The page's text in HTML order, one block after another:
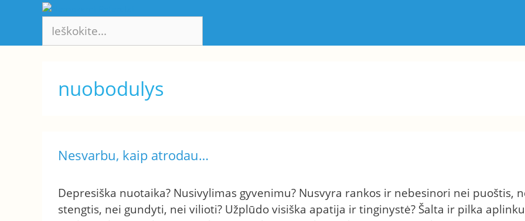
nuobodulys
Nesvarbu, kaip atrodau…
Depresiška nuotaika? Nusivylimas gyvenimu? Nusvyra rankos ir nebesinori nei puoštis,
stengtis, nei gundyti, nei vilioti? Užplūdo visiška apatija ir tinginystė? Šalta ir pilka